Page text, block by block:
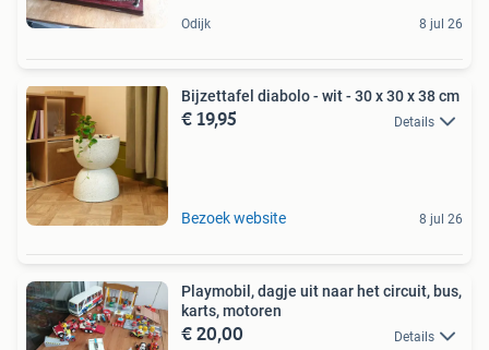
Odijk 8 jul 26
Bijzettafel diabolo - wit - 30 x 30 x 38 cm
€ 19,95 Details
Bezoek website 8 jul 26
Playmobil, dagje uit naar het circuit, bus,
karts, motoren
€ 20,00 Details